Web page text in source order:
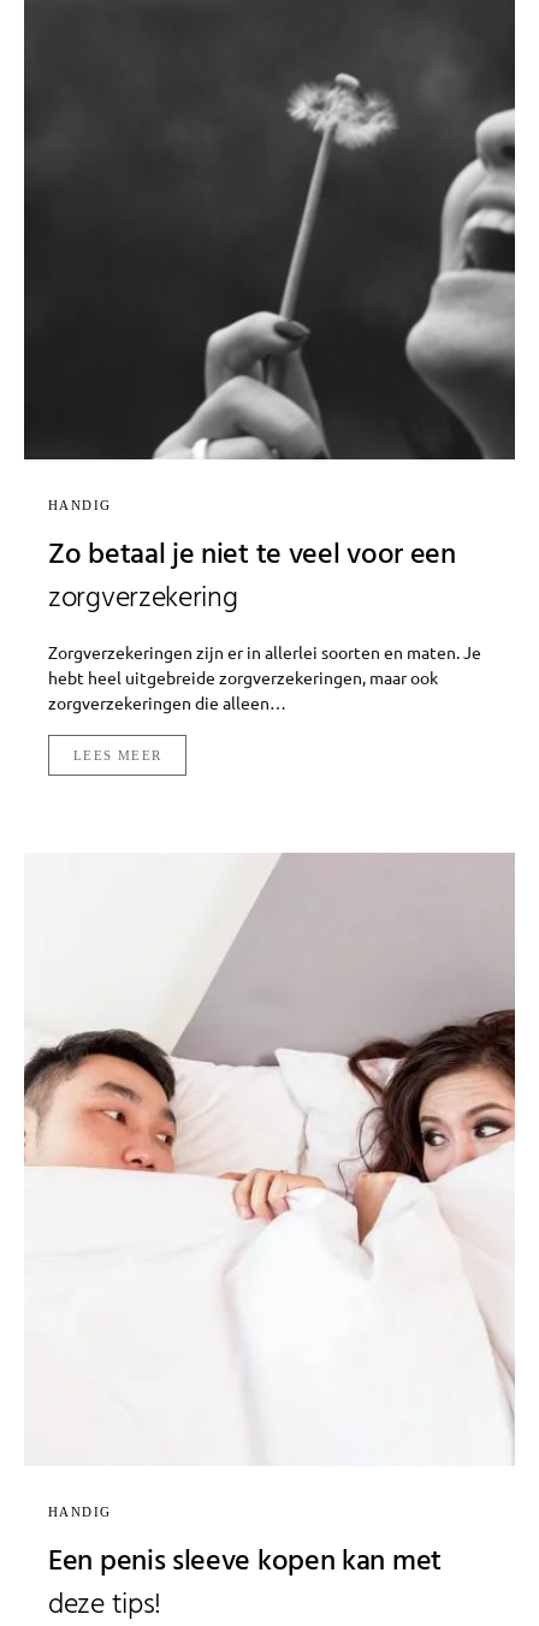
HANDIG
Zo betaal je niet te veel voor een
zorgverzekering
Zorgverzekeringen zijn er in allerlei soorten en maten. Je
hebt heel uitgebreide zorgverzekeringen, maar ook
zorgverzekeringen die alleen…
LEES MEER
HANDIG
Een penis sleeve kopen kan met
deze tips!